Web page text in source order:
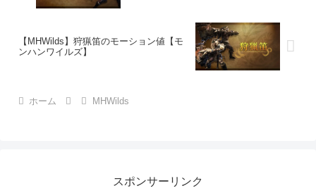
【MHWilds】狩猟笛のモーション値【モ
ンハンワイルズ】
ホーム MHWilds
スポンサーリンク